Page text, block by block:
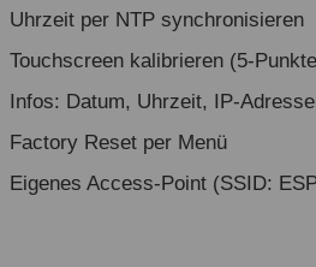
Uhrzeit per NTP synchronisieren
Touchscreen kalibrieren (5-
Infos: Datum, Uhrzeit, IP-
Factory Reset per Menü
Eigenes Access-Point (SSID: